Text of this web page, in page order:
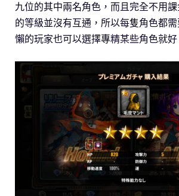
九位的其中兩名角色，而且完全不用
的等級並沒有互通，所以每隻角色都
懶的玩家也可以選擇專精某些角色就好